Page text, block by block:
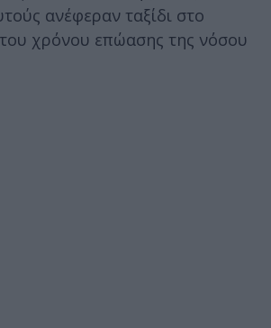
ανέφεραν ταξίδι στο
του χρόνου επώασης της νόσου